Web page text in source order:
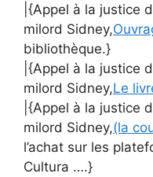
|{Appel à la justice
milord Sidney,
bibliothèque.}
|{Appel à la justice
milord Sidney,Le
|{Appel à la justice
milord Sidney,(la
l’achat sur les
Cultura ….}